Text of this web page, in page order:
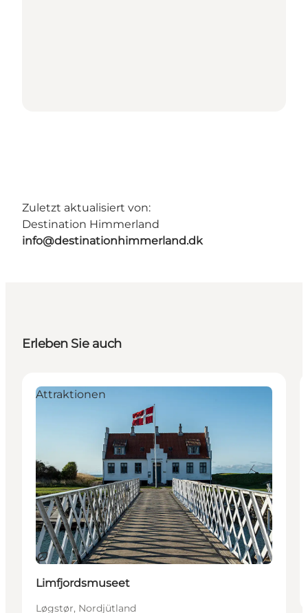
Zuletzt aktualisiert von:
Destination Himmerland
info@destinationhimmerland.dk
Erleben Sie auch
Nachhaltig
Attraktionen
Limfjordsmuseet
Løgstør, Nordjütland